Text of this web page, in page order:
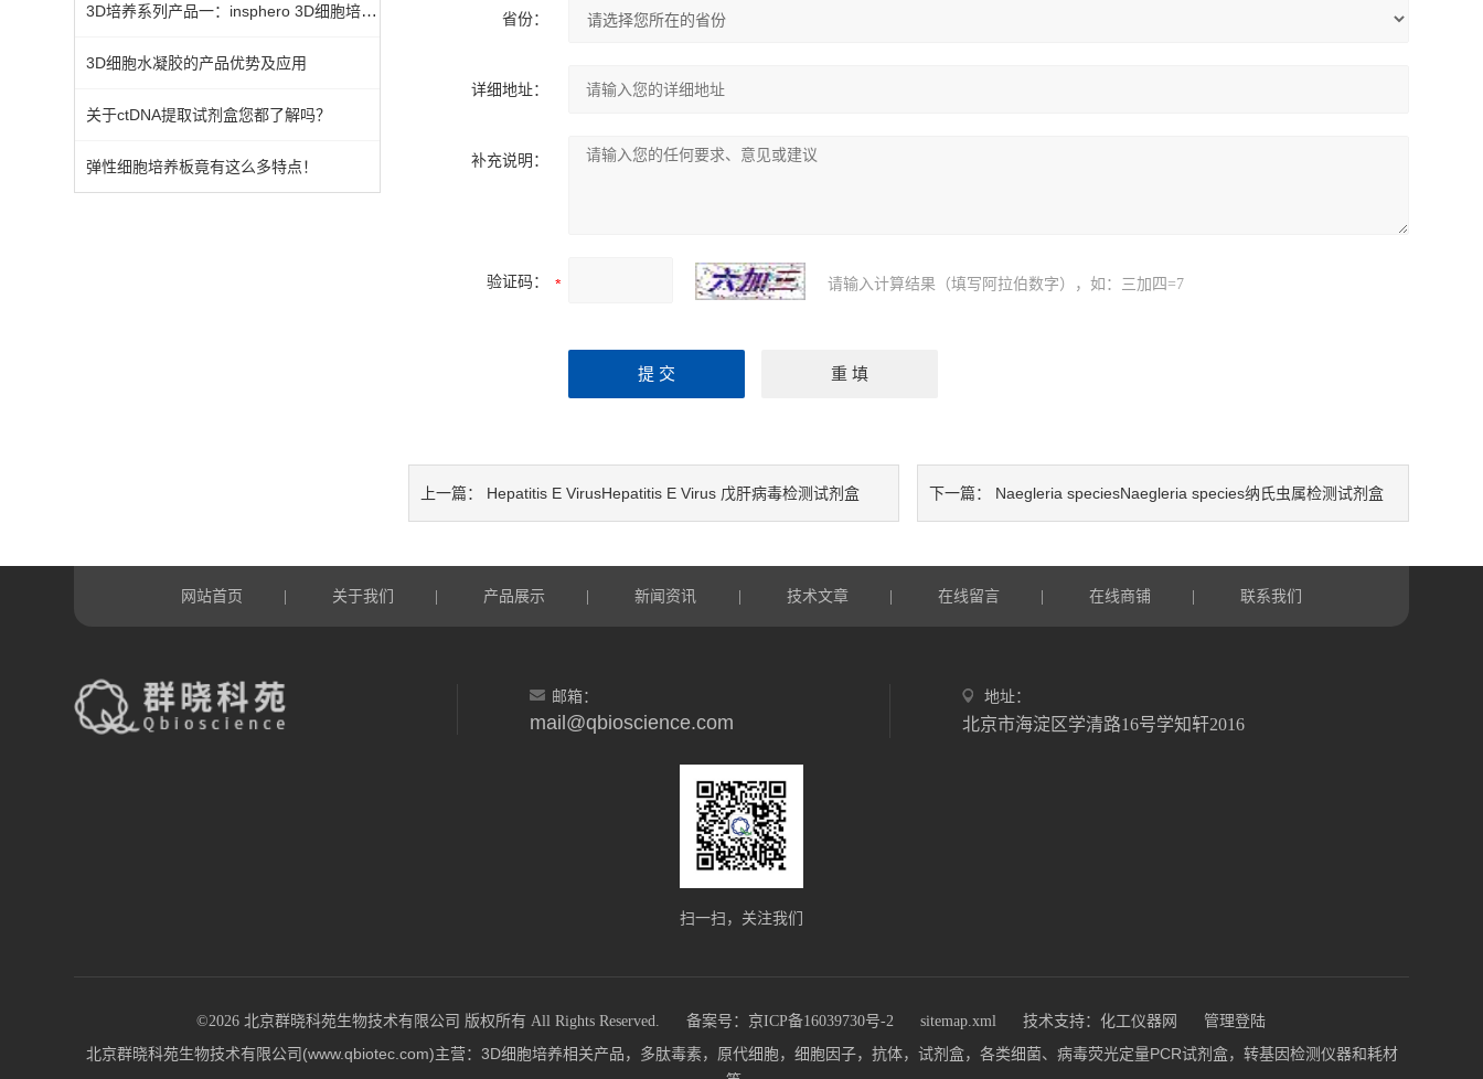
3D培养系列产品一：insphero 3D细胞培养板
3D细胞水凝胶的产品优势及应用
关于ctDNA提取试剂盒您都了解吗？
弹性细胞培养板竟有这么多特点！
省份：
详细地址：
补充说明：
验证码： 请输入计算结果（填写阿拉伯数字），如：三加四=7
上一篇： Hepatitis E VirusHepatitis E Virus 戊肝病毒检测试剂盒 下一篇： Naegleria speciesNaegleria species纳氏虫属检测试剂盒
网站首页 关于我们 产品展示 新闻资讯 技术文章 在线留言 在线商铺 联系我们
邮箱：
mail@qbioscience.com
地址：
北京市海淀区学清路16号学知轩2016
扫一扫，关注我们
©2026 北京群晓科苑生物技术有限公司 版权所有 All Rights Reserved. 备案号：京ICP备16039730号-2 sitemap.xml 技术支持： 化工仪器网 管理登陆
北京群晓科苑生物技术有限公司(www.qbiotec.com)主营：3D细胞培养相关产品，多肽毒素，原代细胞，细胞因子，抗体，试剂盒，各类细菌、病毒荧光定量PCR试剂盒，转基因检测仪器和耗材